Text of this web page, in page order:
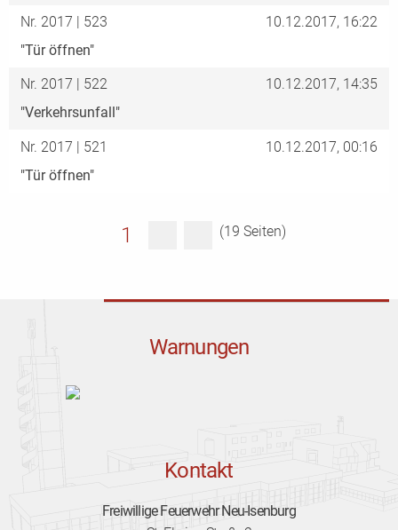
Nr. 2017 | 523
"Tür öffnen"
10.12.2017, 16:22
Nr. 2017 | 522
"Verkehrsunfall"
10.12.2017, 14:35
Nr. 2017 | 521
"Tür öffnen"
10.12.2017, 00:16
1 (19 Seiten)
Warnungen
Kontakt
Freiwillige Feuerwehr Neu-Isenburg